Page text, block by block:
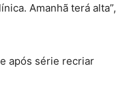
Amanhã terá alta”,
após série recriar